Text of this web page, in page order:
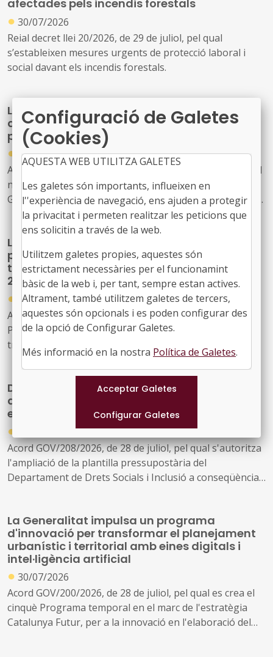
afectades pels incendis forestals
● 30/07/2026
Reial decret llei 20/2026, de 29 de juliol, pel qual
s’estableixen mesures urgents de protecció laboral i
social davant els incendis forestals.
La Generalitat actualitza el model de relació
amb L'Energètica per reforçar els serveis
públics d'energia
●
30/07/2026
Acord GOV/198/2026, de 28 de juliol, pel qual s'aprova el
nou model de relació entre l'Administració de la
Generalitat i el seu sector públic i Energies Renovables
Públiques de Catalunya, SAU (L'Energètica), i
s'encarrega a L'Energètica la provisió general de serveis
en l'àmbit de l'energia
La Generalitat crea un programa temporal
per impulsar la descarbonització i la
transició cap a una indústria neta fins al
2030
●
30/07/2026
Acord GOV/197/2026, de 28 de juliol, pel qual es crea el
Programa temporal per a la descarbonització i la
transició cap a una indústria neta a Catalunya, horitzó
2030
Drets Socials reforçarà la seva estructura
amb 163 noves places per ampliar i millorar
els serveis públics
●
Acord GOV/208/2026, de 28 de juliol, pel qual s'autoritza
l'ampliació de la plantilla pressupostària del
Departament de Drets Socials i Inclusió a conseqüència
La Generalitat impulsa un programa
d'innovació per transformar el planejament
urbanístic i territorial amb eines digitals i
intel·ligència artificial
● 30/07/2026
Acord GOV/200/2026, de 28 de juliol, pel qual es crea el
cinquè Programa temporal en el marc de l'estratègia
Catalunya Futur, per a la innovació en l'elaboració del
Configuració de Galetes
(Cookies)
AQUESTA WEB UTILITZA GALETES
Les galetes són importants, influeixen en
l''experiència de navegació, ens ajuden a protegir
la privacitat i permeten realitzar les peticions que
ens solicitin a través de la web.
Utilitzem galetes propies, aquestes són
estrictament necessàries per el funcionamint
bàsic de la web i, per tant, sempre estan actives.
Altrament, també utilitzem galetes de tercers,
aquestes són opcionals i es poden configurar des
de la opció de Configurar Galetes.
Més informació en la nostra Política de Galetes.